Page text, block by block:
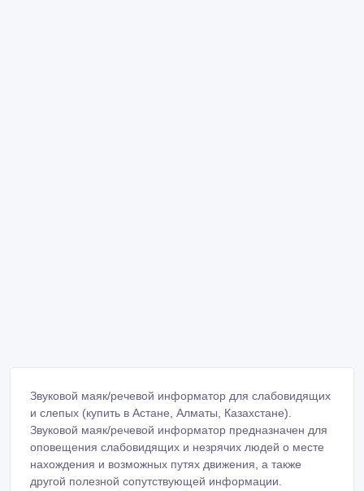
Звуковой маяк/речевой информатор для слабовидящих
и слепых (купить в Астане, Алматы, Казахстане).
Звуковой маяк/речевой информатор предназначен для
оповещения слабовидящих и незрячих людей о месте
нахождения и возможных путях движения, а также
другой полезной сопутствующей информации.